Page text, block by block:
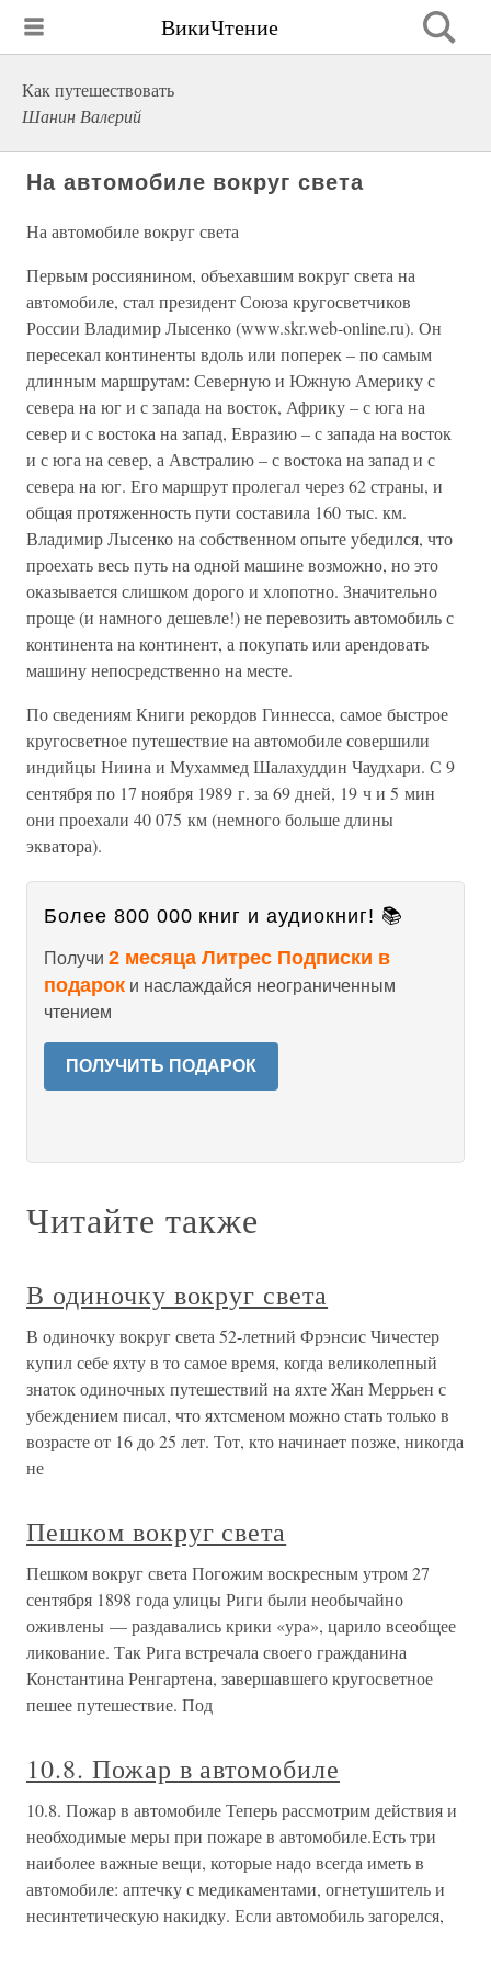
ВикиЧтение
Как путешествовать
Шанин Валерий
На автомобиле вокруг света
На автомобиле вокруг света
Первым россиянином, объехавшим вокруг света на
автомобиле, стал президент Союза кругосветчиков
России Владимир Лысенко (www.skr.web-online.ru). Он
пересекал континенты вдоль или поперек – по самым
длинным маршрутам: Северную и Южную Америку с
севера на юг и с запада на восток, Африку – с юга на
север и с востока на запад, Евразию – с запада на восток
и с юга на север, а Австралию – с востока на запад и с
севера на юг. Его маршрут пролегал через 62 страны, и
общая протяженность пути составила 160 тыс. км.
Владимир Лысенко на собственном опыте убедился, что
проехать весь путь на одной машине возможно, но это
оказывается слишком дорого и хлопотно. Значительно
проще (и намного дешевле!) не перевозить автомобиль с
континента на континент, а покупать или арендовать
машину непосредственно на месте.
По сведениям Книги рекордов Гиннесса, самое быстрое
кругосветное путешествие на автомобиле совершили
индийцы Ниина и Мухаммед Шалахуддин Чаудхари. С 9
сентября по 17 ноября 1989 г. за 69 дней, 19 ч и 5 мин
они проехали 40 075 км (немного больше длины
экватора).
Более 800 000 книг и аудиокниг! 📚
Получи 2 месяца Литрес Подписки в
подарок и наслаждайся неограниченным
чтением
ПОЛУЧИТЬ ПОДАРОК
Читайте также
В одиночку вокруг света
В одиночку вокруг света 52-летний Фрэнсис Чичестер
купил себе яхту в то самое время, когда великолепный
знаток одиночных путешествий на яхте Жан Меррьен с
убеждением писал, что яхтсменом можно стать только в
возрасте от 16 до 25 лет. Тот, кто начинает позже, никогда
не
Пешком вокруг света
Пешком вокруг света Погожим воскресным утром 27
сентября 1898 года улицы Риги были необычайно
оживлены — раздавались крики «ура», царило всеобщее
ликование. Так Рига встречала своего гражданина
Константина Ренгартена, завершавшего кругосветное
пешее путешествие. Под
10.8. Пожар в автомобиле
10.8. Пожар в автомобиле Теперь рассмотрим действия и
необходимые меры при пожаре в автомобиле.Есть три
наиболее важные вещи, которые надо всегда иметь в
автомобиле: аптечку с медикаментами, огнетушитель и
несинтетическую накидку. Если автомобиль загорелся,